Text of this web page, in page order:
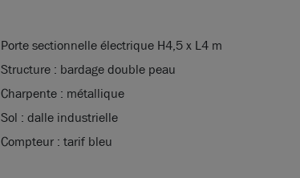
Porte sectionnelle électrique H4,5 x L4 m
Structure : bardage double peau
Charpente : métallique
Sol : dalle industrielle
Compteur : tarif bleu